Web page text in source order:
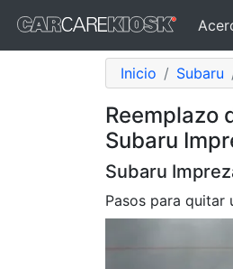
Inicio Subaru
Reemplazo
Subaru
Subaru
Pasos para quitar